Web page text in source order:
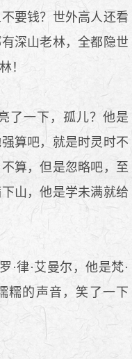
要钱？世外高人还看
深山老林，全都隐世
！
了一下，孤儿？他是
算吧，就是时灵时不
算，但是忽略吧，至
山，他是学未满就给
律·艾曼尔，他是梵·
糯的声音，笑了一下